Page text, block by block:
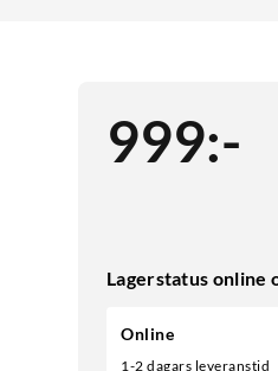
999:-
Lagerstatus online
Online
1-2 dagars leveranstid